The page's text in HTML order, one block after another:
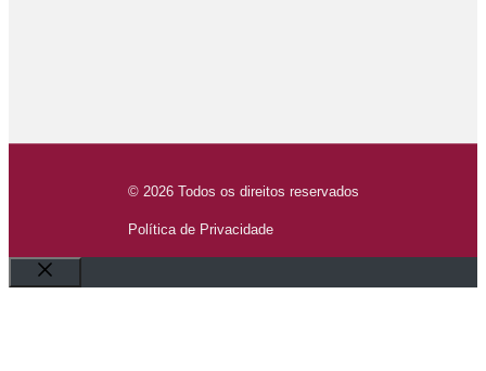
© 2026 Todos os direitos reservados
Política de Privacidade
Fechar